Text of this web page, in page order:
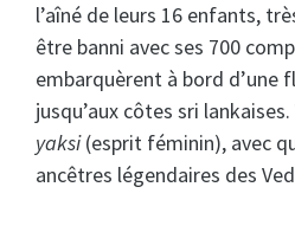
l’aîné de leurs 16 enfants,
être banni avec ses 700
embarquèrent à bord d’une
jusqu’aux côtes sri
yaksi(esprit féminin), avec
ancêtres légendaires des